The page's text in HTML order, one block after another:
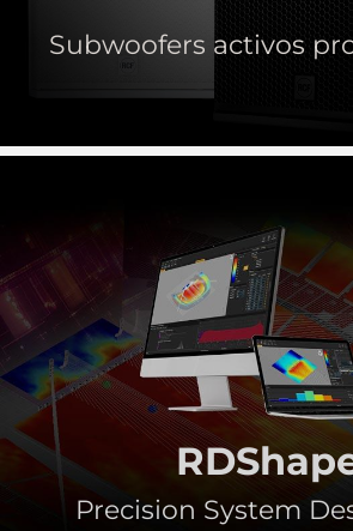
Subwoofers activos
Precision System